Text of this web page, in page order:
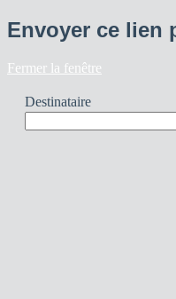
Envoyer ce lien
Fermer la fenêtre
Destinataire